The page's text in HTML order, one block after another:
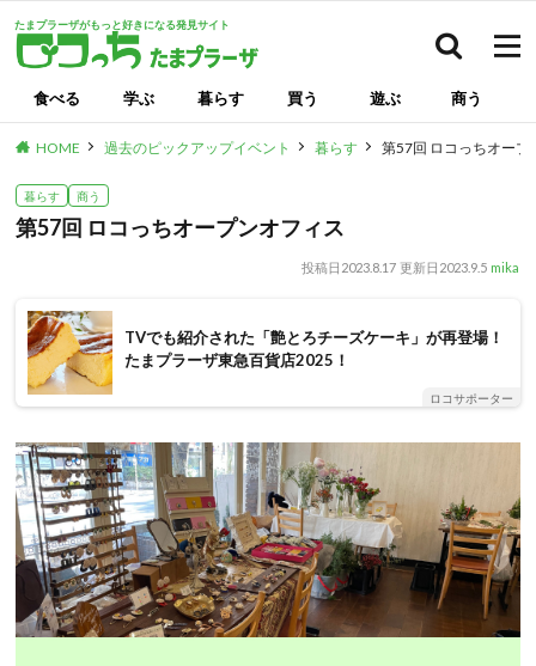
たまプラーザがもっと好きになる発見サイト
食べる 学ぶ 暮らす 買う 遊ぶ 商う
HOME 過去のピックアップイベント 暮らす 第57回 ロコっちオープ
暮らす 商う
第57回 ロコっちオープンオフィス
投稿日 2023.8.17 更新日 2023.9.5 mika
TVでも紹介された「艶とろチーズケーキ」が再登場！
たまプラーザ東急百貨店2025！
ロコサポーター